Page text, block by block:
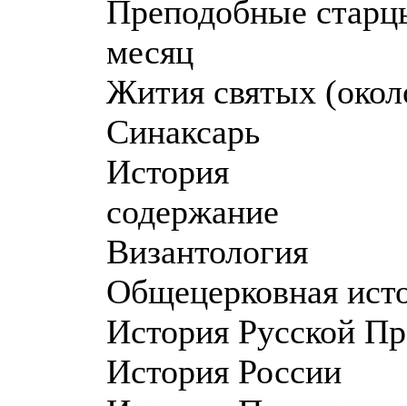
Преподобные
месяц
Жития святых
Синаксарь
История
содержание
Византология
Общецерковная
История Русской
История России